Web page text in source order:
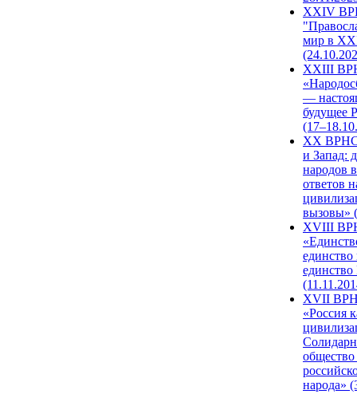
XXIV
мир в
XXIII
—
будущее
XX ВРНС
и Запад:
народов
ответов
вызовы»
XVIII
единство
единство
XVII
«Россия
народа»